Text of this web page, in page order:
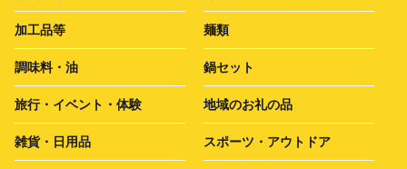
加工品等 麺類
調味料・油 鍋セット
旅行・イベント・体験 地域のお礼の品
雑貨・日用品 スポーツ・アウトドア